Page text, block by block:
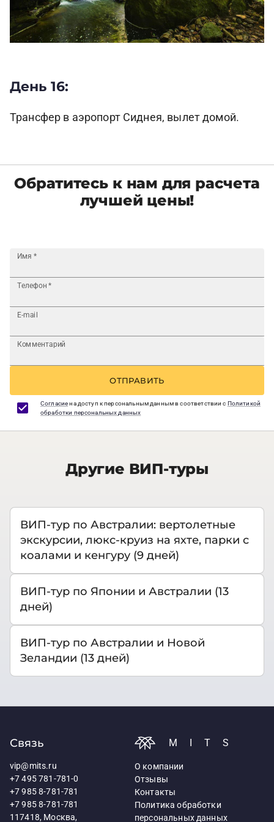
День 16:
Трансфер в аэропорт Сиднея, вылет домой.
Обратитесь к нам для расчета
лучшей цены!
Имя *
Телефон *
E-mail
Комментарий
ОТПРАВИТЬ
Согласиена доступ к персональным данным в соответствии с Политикой
обработки персональных данных
Другие ВИП-туры
ВИП-тур по Австралии: вертолетные
экскурсии, люкс-круиз на яхте, парки с
коалами и кенгуру (9 дней)
ВИП-тур по Японии и Австралии (13
дней)
ВИП-тур по Австралии и Новой
Зеландии (13 дней)
Связь
vip@mits.ru
+7 495 781-781-0
+7 985 8-781-781
+7 985 8-781-781
117418, Москва,
MITS
О компании
Отзывы
Контакты
Политика обработки
персональных данных